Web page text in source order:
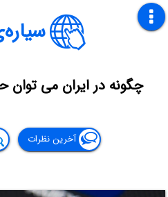
چگونه در ایران می
آخرین نظرات